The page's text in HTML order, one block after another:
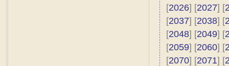
[2026] [2027] [
[2037] [2038] [
[2048] [2049] [
[2059] [2060] [
[2070] [2071] [